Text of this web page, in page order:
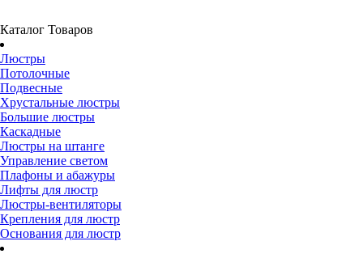
Каталог Товаров
Люстры
Потолочные
Подвесные
Хрустальные люстры
Большие люстры
Каскадные
Люстры на штанге
Управление светом
Плафоны и абажуры
Лифты для люстр
Люстры-вентиляторы
Крепления для люстр
Основания для люстр